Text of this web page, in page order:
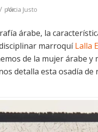
/ por
Alicia Justo
árabe, la
marroquíLalla
de la mujer árabe y
detalla esta osadía